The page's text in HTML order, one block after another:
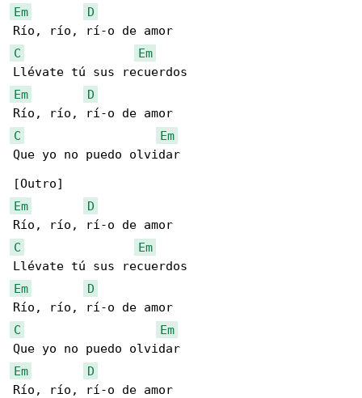
Em
D
C
Em
Em
D
C
Em
Que yo no puedo olvidar
Em
D
C
Em
Em
D
C
Em
Em
D